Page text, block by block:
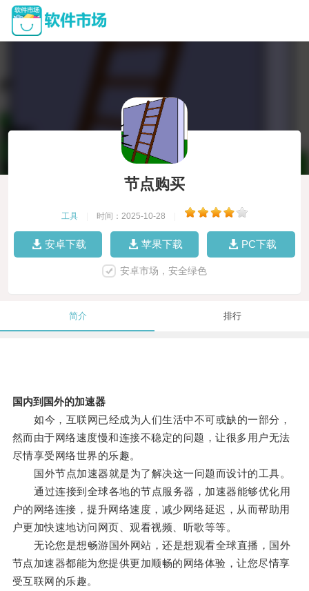
节点购买
工具 时间：2025-10-28
安卓下载 苹果下载 PC下载
安卓市场，安全绿色
简介 排行
国内到国外的加速器
如今，互联网已经成为人们生活中不可或缺的一部分，
然而由于网络速度慢和连接不稳定的问题，让很多用户无法
尽情享受网络世界的乐趣。
国外节点加速器就是为了解决这一问题而设计的工具。
通过连接到全球各地的节点服务器，加速器能够优化用
户的网络连接，提升网络速度，减少网络延迟，从而帮助用
户更加快速地访问网页、观看视频、听歌等等。
无论您是想畅游国外网站，还是想观看全球直播，国外
节点加速器都能为您提供更加顺畅的网络体验，让您尽情享
受互联网的乐趣。